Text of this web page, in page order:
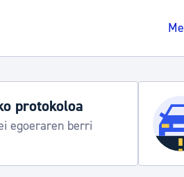
protokoloa
egoeraren berri